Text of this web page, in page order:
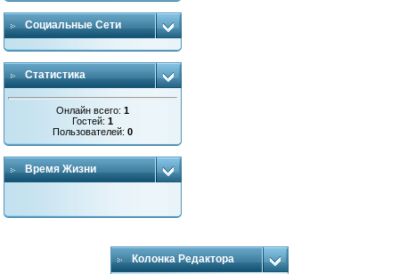
Социальные Сети
Статистика
Онлайн всего:1
Гостей:1
Пользователей:0
Время Жизни
Колонка Редактора